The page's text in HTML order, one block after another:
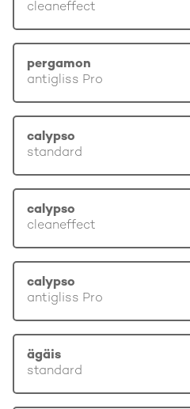
cleaneffect
pergamon
antigliss Pro
calypso
standard
calypso
cleaneffect
calypso
antigliss Pro
ägäis
standard